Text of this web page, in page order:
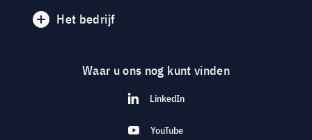
Het bedrijf
Waar u ons nog kunt vinden
LinkedIn
YouTube